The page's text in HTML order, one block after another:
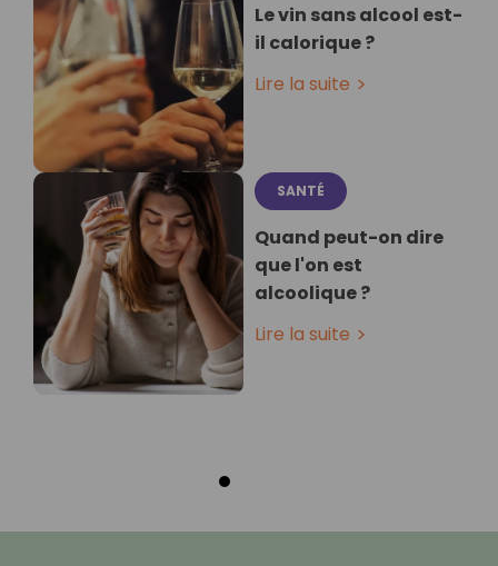
Le vin sans alcool est-
il calorique ?
Lire la suite
SANTÉ
Quand peut-on dire
que l'on est
alcoolique ?
Lire la suite